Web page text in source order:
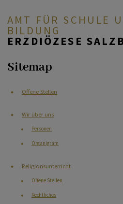
AMT FÜR SCHULE
BILDUNG
ERZDIÖZESE
Aktuelles
Offene Stellen
Wir über uns
Katholische
in der EDS
Sitemap
Offene Stellen
Wir über uns
Personen
Organigram
Religionsunterricht
Offene Stellen
Rechtliches